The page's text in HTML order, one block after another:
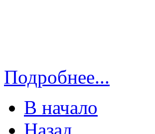
Подробнее...
В начало